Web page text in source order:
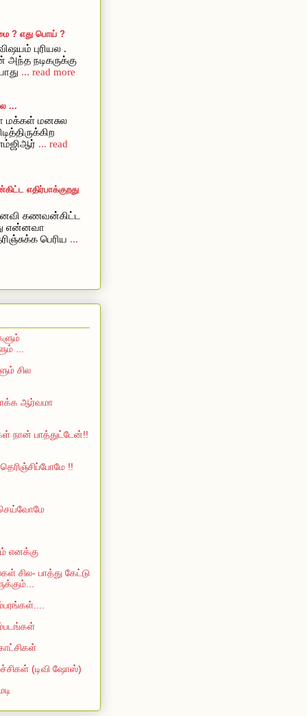
? எது பொய் ?
புரியல .
அந்த நடிகருக்கு
... read more
...
மக்கள் மனசுல
... read
எதிர்பாக்குறது
கணவன்கிட்ட
என்னவா
பெரிய ...
...
சில
ஆர்வமா
நான் பாத்துட்டேன்!!
!!
எனக்கு
சில- பாத்து கேட்டு
(டிவி ஷோஸ்)